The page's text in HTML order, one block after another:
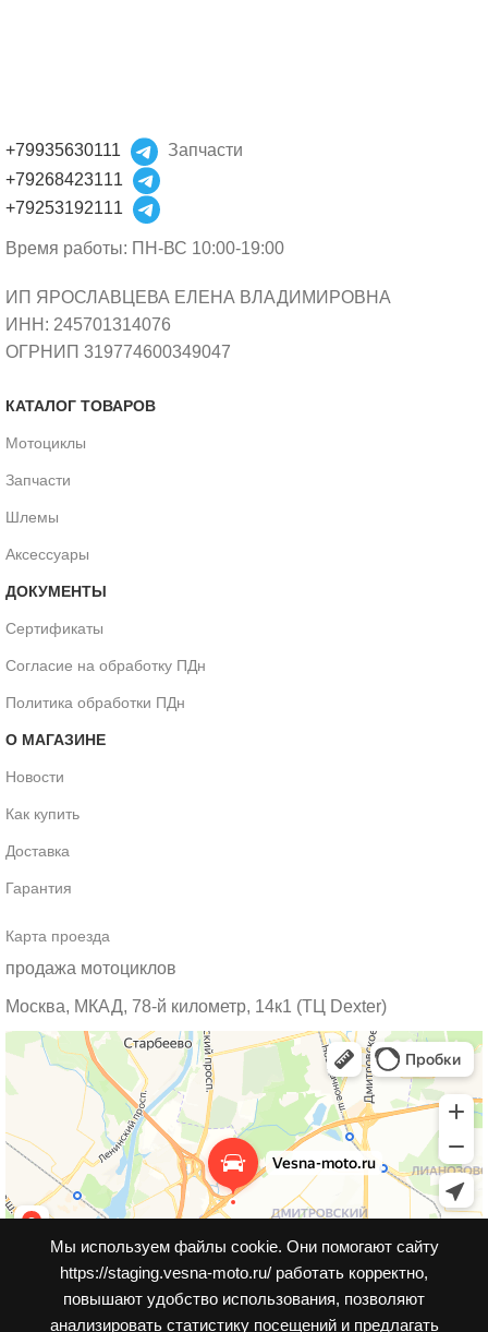
Мы используем файлы cookie. Они помогают сайту
https://staging.vesna-moto.ru/ работать корректно,
повышают удобство использования, позволяют
анализировать статистику посещений и предлагать
+79935630111
Запчасти
+79268423111
+79253192111
Время работы: ПН-ВС 10:00-19:00
ИП ЯРОСЛАВЦЕВА ЕЛЕНА ВЛАДИМИРОВНА
ИНН: 245701314076
ОГРНИП 319774600349047
КАТАЛОГ ТОВАРОВ
Мотоциклы
Запчасти
Шлемы
Аксессуары
ДОКУМЕНТЫ
Сертификаты
Согласие на обработку ПДн
Политика обработки ПДн
О МАГАЗИНЕ
Новости
Как купить
Доставка
Гарантия
Карта проезда
продажа мотоциклов
Москва, МКАД, 78-й километр, 14к1 (ТЦ Dexter)